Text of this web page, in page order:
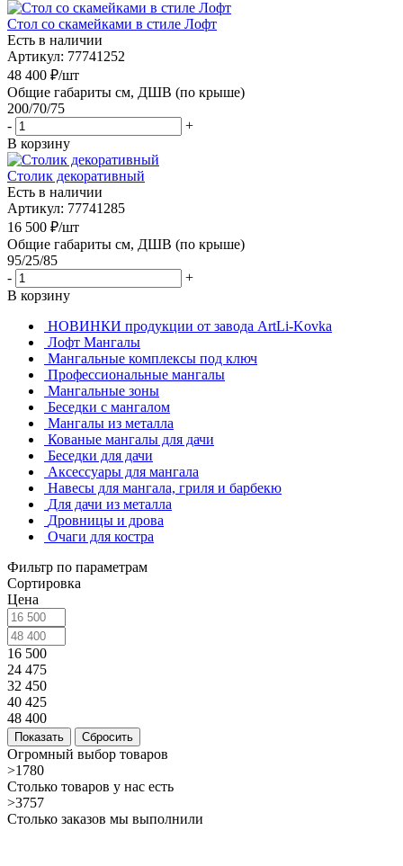
Стол со скамейками в стиле Лофт
Есть в наличии
Артикул: 77741252
48 400 ₽/шт
Общие габариты см, ДШВ (по крыше)
200/70/75
-
+
В корзину
Столик декоративный
Есть в наличии
Артикул: 77741285
16 500 ₽/шт
Общие габариты см, ДШВ (по крыше)
95/25/85
-
+
В корзину
НОВИНКИ продукции от завода ArtLi-Kovka
Лофт Мангалы
Мангальные комплексы под ключ
Профессиональные мангалы
Мангальные зоны
Беседки с мангалом
Мангалы из металла
Кованые мангалы для дачи
Беседки для дачи
Аксессуары для мангала
Навесы для мангала, гриля и барбекю
Для дачи из металла
Дровницы и дрова
Очаги для костра
Фильтр по параметрам
Сортировка
Цена
16 500
24 475
32 450
40 425
48 400
Сбросить
Огромный выбор товаров
>1780
Столько товаров у нас есть
>3757
Столько заказов мы выполнили